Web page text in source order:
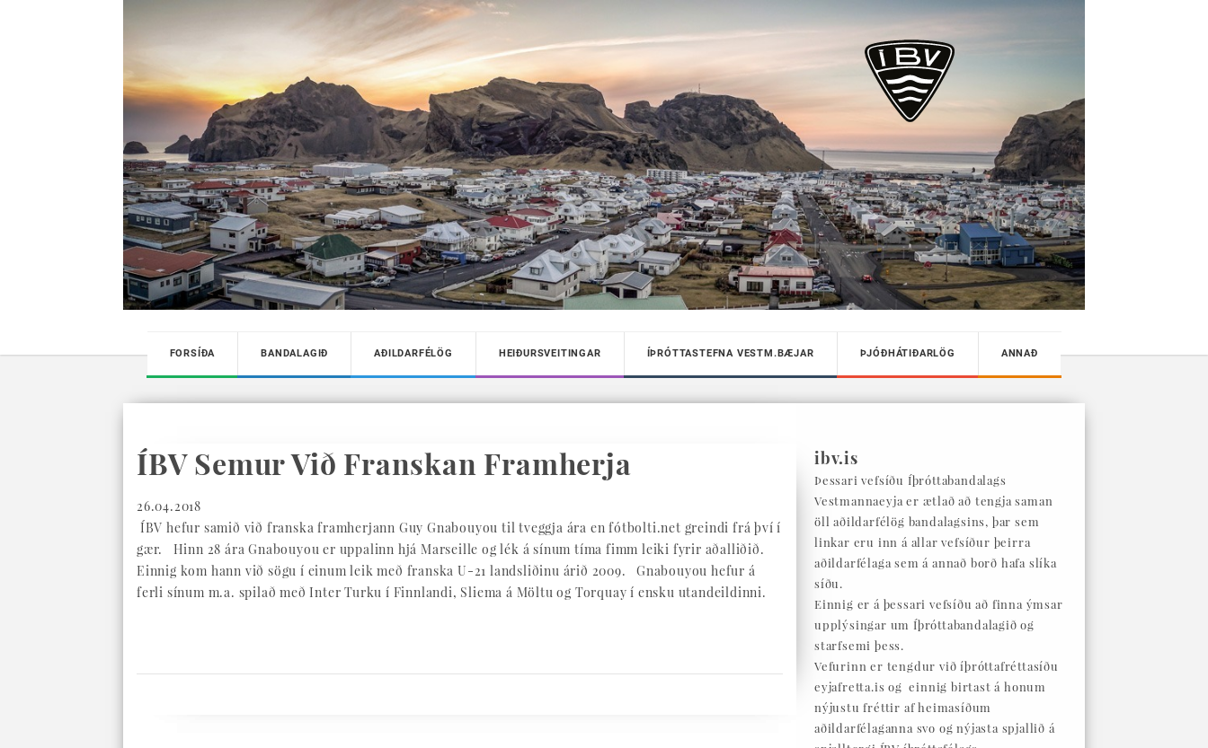
FORSÍÐA BANDALAGIÐ AÐILDARFÉLÖG HEIÐURSVEITINGAR ÍÞRÓTTASTEFNA VESTM.BÆJAR ÞJÓÐHÁTIÐARLÖG ANNAÐ
ÍBV Semur Við Franskan Framherja
26.04.2018
ÍBV hefur samið við franska framherjann Guy Gnabouyou til tveggja ára en fótbolti.net greindi frá því í
gær. Hinn 28 ára Gnabouyou er uppalinn hjá Marseille og lék á sínum tíma fimm leiki fyrir aðalliðið.
Einnig kom hann við sögu í einum leik með franska U-21 landsliðinu árið 2009. Gnabouyou hefur á
ferli sínum m.a. spilað með Inter Turku í Finnlandi, Sliema á Möltu og Torquay í ensku utandeildinni.
ibv.is
Þessari vefsíðu Íþróttabandalags
Vestmannaeyja er ætlað að tengja saman
öll aðildarfélög bandalagsins, þar sem
linkar eru inn á allar vefsíður þeirra
aðildarfélaga sem á annað borð hafa slíka
síðu.
Einnig er á þessari vefsíðu að finna ýmsar
upplýsingar um Íþróttabandalagið og
starfsemi þess.
Vefurinn er tengdur við íþróttafréttasíðu
eyjafretta.is og einnig birtast á honum
nýjustu fréttir af heimasíðum
aðildarfélaganna svo og nýjasta spjallið á